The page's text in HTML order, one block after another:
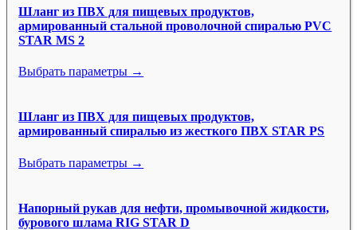
Шланг из ПВХ для пищевых продуктов,
армированный стальной проволочной спиралью PVC
STAR MS 2
Выбрать параметры →
Шланг из ПВХ для пищевых продуктов,
армированный спиралью из жесткого ПВХ STAR PS
Выбрать параметры →
Напорный рукав для нефти, промывочной жидкости,
бурового шлама RIG STAR D